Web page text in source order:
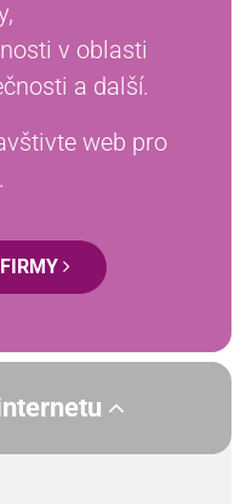
v oblasti
a další.
web pro